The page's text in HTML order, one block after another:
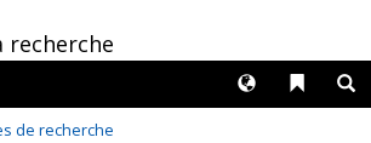
recherche
Liens
Langues
de recherche